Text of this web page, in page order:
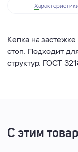
Характеристики
Кепка на
стоп. Подходит
структур. ГОСТ
С этим